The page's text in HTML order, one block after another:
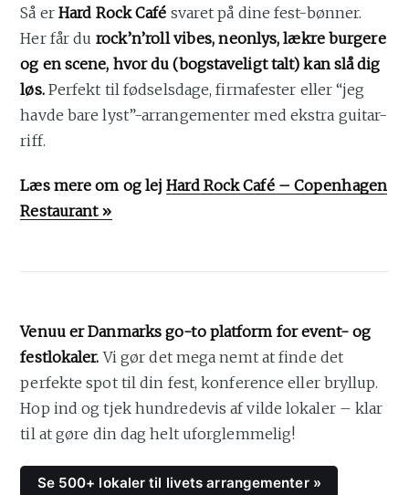
Så er Hard Rock Café svaret på dine fest-bønner.
Her får du rock’n’roll vibes, neonlys, lækre burgere
og en scene, hvor du (bogstaveligt talt) kan slå dig
løs.Perfekt til fødselsdage, firmafester eller “jeg
havde bare lyst”-arrangementer med ekstra guitar-
riff.
Læs mere om og lejHard Rock Café – Copenhagen
Restaurant »
Venuu er Danmarks go-to platform for event- og
festlokaler.Vi gør det mega nemt at finde det
perfekte spot til din fest, konference eller bryllup.
Hop ind og tjek hundredevis af vilde lokaler – klar
til at gøre din dag helt uforglemmelig!
Se 500+ lokaler til livets arrangementer »